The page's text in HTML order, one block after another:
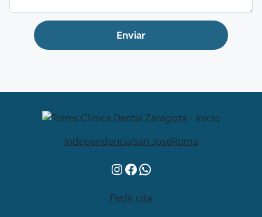
IndependenciaSan JoséRoma
Instagram
Facebook
WhatsApp
Pedir cita